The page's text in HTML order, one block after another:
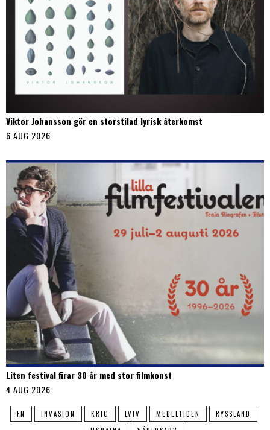
Viktor Johansson gör en storstilad lyrisk återkomst
6 AUG 2026
Liten festival firar 30 år med stor filmkonst
4 AUG 2026
FN INVASION KRIG LVIV MEDELTIDEN
RYSSLAND